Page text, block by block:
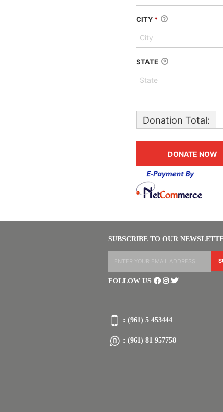
CITY *
STATE
Donation Total:
SUBSCRIBE TO OUR
FOLLOW US
: (961) 5 453444
: (961) 81 957758